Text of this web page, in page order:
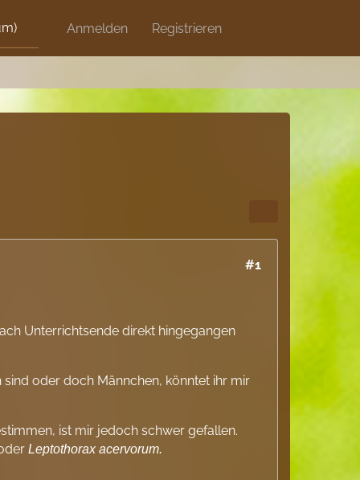
Anmelden Registrieren
Discord Artikel Blog
#1
Unterrichtsende direkt hingegangen
sind oder doch Männchen, könntet ihr mir
ist mir jedoch schwer gefallen.
Leptothorax acervorum.